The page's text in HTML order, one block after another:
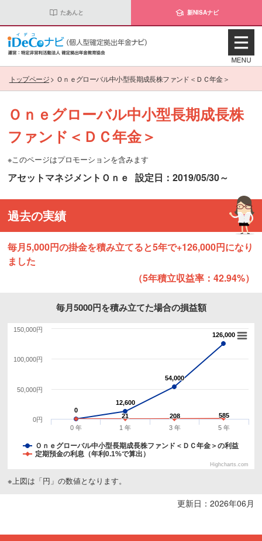
たあんと 新NISAナビ
トップページ> Ｏｎｅグローバル中小型長期成長株ファンド＜ＤＣ年金＞
Ｏｎｅグローバル中小型長期成長株
ファンド＜ＤＣ年金＞
※このページはプロモーションを含みます
アセットマネジメントＯｎｅ 設定日：2019/05/30～
過去の実績
毎月5,000円の掛金を積み立てると5年で+126,000円になり
ました
（5年積立収益率：42.94%）
毎月5000円を積み立てた場合の損益額
0
0
12,600
12,600
54,000
54,000
126,000
126,000
21
21 208
208 585
585
Ｏｎｅグローバル中小型長期成長株ファンド＜ＤＣ年金＞の利益
定期預金の利息（年利0.1%で算出）
0 年 1 年 3 年 5 年
0円
50,000円
100,000円
150,000円
Highcharts.com
※上図は「円」の数値となります。
更新日：2026年06月